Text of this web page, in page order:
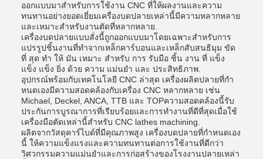
ออกแบบมาสําหรับการใช้งาน CNC ที่ให้ผลงานและความ
ทนทานอย่างยอดเยี่ยมเครื่องบดปลายเหล่านี้มีความหลากหลาย
และเหมาะสําหรับงานตัดที่หลากหลาย.
เครื่องบดปลายแบบสั่งนี้ถูกออกแบบมาโดยเฉพาะสําหรับการ
แปรรูปชิ้นงานที่ทําจากเหล็กคาร์บอนและเหล็กสับสนธิมุม ขัด
ที่ สุด ทํา ให้ มัน เหมาะ สําหรับ การ รับมือ ชิ้น งาน ที่ แข็ง
แข็ง แข็ง ยิ่ง ด้วย ความ แม่นยํา และ ประสิทธิภาพ.
อุปกรณ์พร้อมกับเทคโนโลยี CNC ล่าสุด เครื่องผลิตปลายที่กํา
หนดเองมีความสอดคล้องกับเครื่อง CNC หลากหลาย เช่น
Michael, Deckel, ANCA, TTB และ TOPความสอดคล้องนี้รับ
ประกันการบูรณาการที่เรียบร้อยและการทํางานที่ดีที่สุดเมื่อใช้
เครื่องมือตัดเหล่านี้สําหรับ CNC lathes machining.
ผลิตจากวัสดุคาร์ไบด์ที่มีคุณภาพสูง เครื่องบดปลายที่กําหนดเอง
นี้ ให้ความแข็งแรงและความทนทานต่อการใช้งานที่ดีกว่า
วิศวกรรมความแม่นยําและการก่อสร้างของโรงงานปลายเหล่า